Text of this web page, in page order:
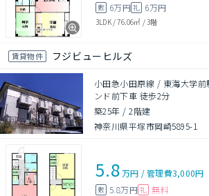
敷 6万円礼 6万円
3LDK/76.06㎡ /3階
賃貸物件 フジビューヒルズ
小田急小田原線 / 東海大学
ンド前下車 徒歩2分
築25年 /2階建
神奈川県平塚市岡崎5895-1
5.8万円 /管理費3,000円
敷 5.8万円 礼 無料